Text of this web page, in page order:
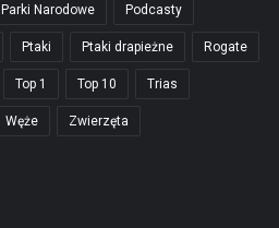
Parki Narodowe Podcasty
Ptaki Ptaki drapieżne Rogate
Top 1 Top 10 Trias
Węże Zwierzęta